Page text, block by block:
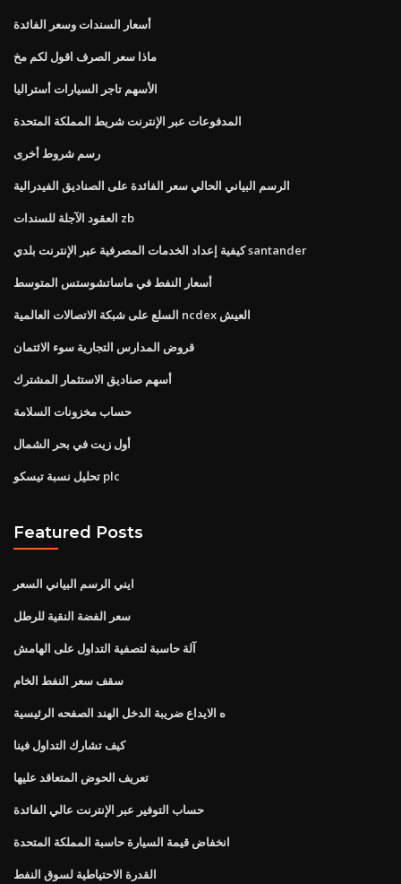
أسعار السندات وسعر الفائدة
ماذا سعر الصرف اقول لكم مخ
الأسهم تاجر السيارات أستراليا
المدفوعات عبر الإنترنت شريط المملكة المتحدة
رسم شروط أخرى
الرسم البياني الحالي سعر الفائدة على الصناديق الفيدرالية
العقود الآجلة للسندات zb
كيفية إعداد الخدمات المصرفية عبر الإنترنت بلدي santander
أسعار النفط في ماساتشوستس المتوسط
السلع على شبكة الاتصالات العالمية ncdex العيش
قروض المدارس التجارية سوء الائتمان
أسهم صناديق الاستثمار المشترك
حساب مخزونات السلامة
أول زيت في بحر الشمال
تحليل نسبة تيسكو plc
Featured Posts
ايني الرسم البياني السعر
سعر الفضة النقية للرطل
آلة حاسبة لتصفية التداول على الهامش
سقف سعر النفط الخام
ه الايداع ضريبة الدخل الهند الصفحه الرئيسية
كيف تشارك التداول فينا
تعريف الحوض المتعاقد عليها
حساب التوفير عبر الإنترنت عالي الفائدة
انخفاض قيمة السيارة حاسبة المملكة المتحدة
القدرة الاحتياطية لسوق النفط